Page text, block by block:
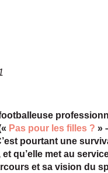
Pas pour les filles ? »
pourtant une
qu’elle met au
et sa vision du